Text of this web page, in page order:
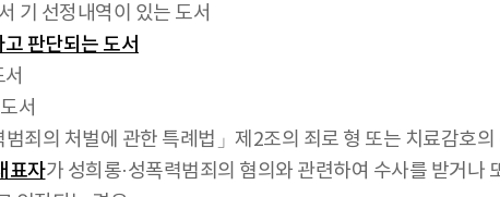
기 선정내역이 있는 도서
판단되는 도서
서
죄의 처벌에 관한 특례법」제2조의 죄로 형 또는 치료감호의
표자가 성희롱·성폭력범죄의 혐의와 관련하여 수사를 받거나